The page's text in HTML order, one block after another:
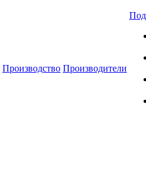
Производство Производители